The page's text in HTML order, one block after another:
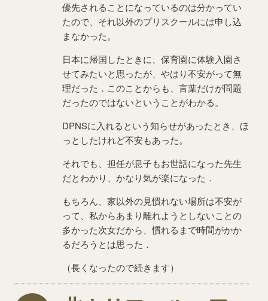
優先されることになっているのは分かってい
たので、それ以外のプリスクールには申し込
まなかった。
日本に帰国したときに、保育園に体験入園さ
せてみたいと思ったが、やはり不安がって無
理だった．このことからも、言葉だけが問題
だったのではないということがわかる。
DPNSに入れるという知らせがあったとき、ほ
っとしたけれど不安もあった。
それでも、担任が息子もお世話になった先生
だとわかり、かなり気が楽になった．
もちろん、家以外の見慣れない場所は不安が
って、私からあまり離れようとしないことの
多かった次女だから、慣れるまで時間がかか
るだろうとは思った．
（長くなったので続きます）